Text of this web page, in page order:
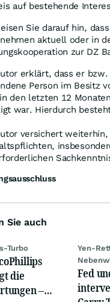
auf bestehende
Sie darauf hin,
aktuell oder in
zur DZ
erklärt, dass er
Person im Besitz
den letzten 12
war. Hierdurch
versichert
Sie auch
Turbo
die
–
Yen-
Fed